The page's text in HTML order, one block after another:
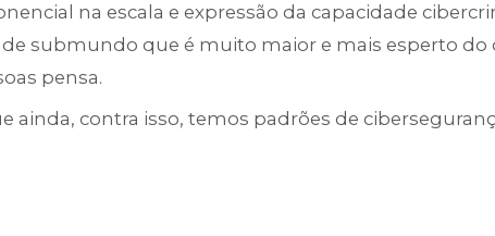
na escala e expressão da capacidade
submundo que é muito maior e mais esperto do
pensa.
ainda, contra isso, temos padrões de